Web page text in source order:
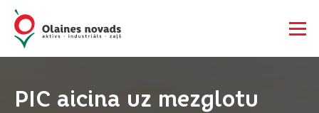
PIC aicina uz mezglotu